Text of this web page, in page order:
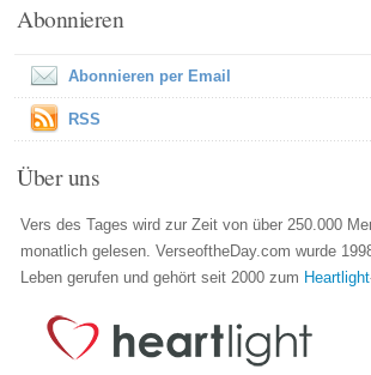
Abonnieren
Abonnieren per Email
RSS
Über uns
Vers des Tages wird zur Zeit von über 250.000
monatlich gelesen. VerseoftheDay.com wurde
Leben gerufen und gehört seit 2000 zum Heartlight